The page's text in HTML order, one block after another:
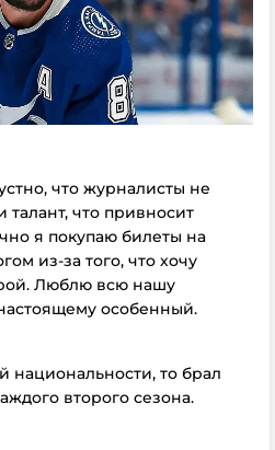
что журналисты не
талант, что привносит
я покупаю билеты на
из-за того, что хочу
Люблю всю нашу
особенный.
национальности, то брал
второго сезона.